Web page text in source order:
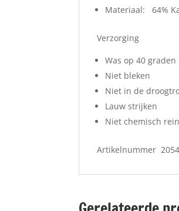
Materiaal: 64%
Verzorging
Was op 40 graden
Niet bleken
Niet in de
Lauw strijken
Niet chemisch
Artikelnummer